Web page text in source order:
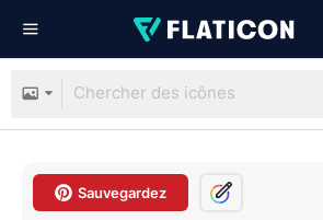
Sauvegardez